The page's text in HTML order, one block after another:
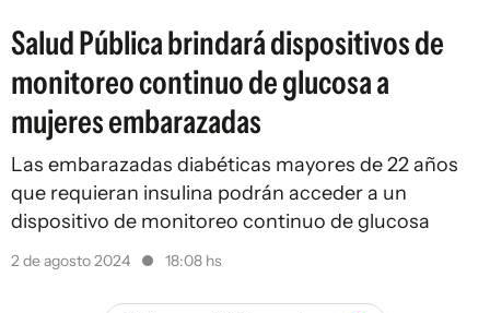
Salud Pública brindará dispositivos de
monitoreo continuo de glucosa a
mujeres embarazadas
Las embarazadas diabéticas mayores de 22 años
que requieran insulina podrán acceder a un
dispositivo de monitoreo continuo de glucosa
2 de agosto 2024 18:08 hs